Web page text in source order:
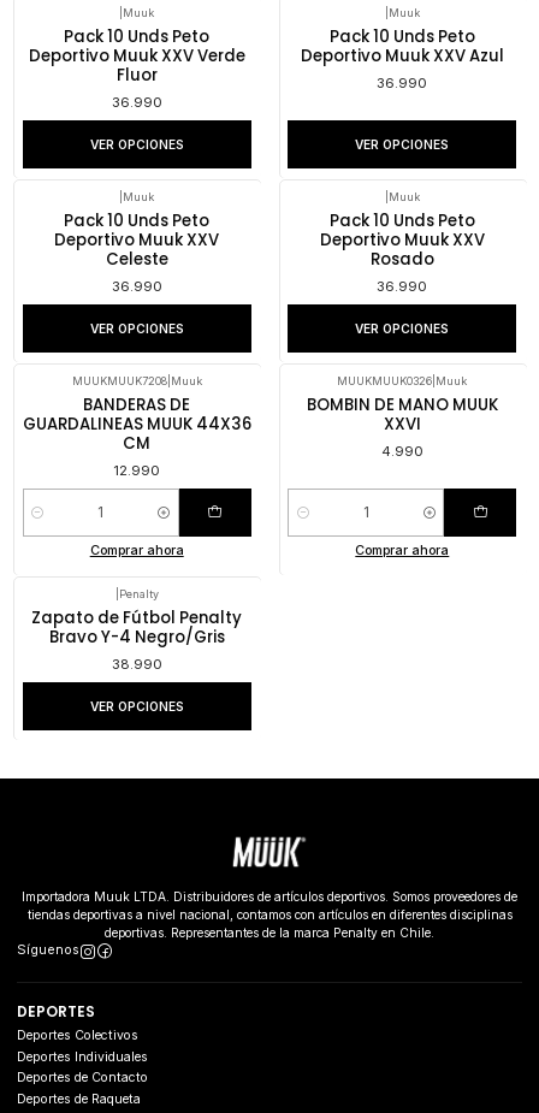
Muuk
Pack 10 Unds Peto
Deportivo Muuk XXV Verde
Fluor
36.990
VER OPCIONES
Muuk
Pack 10 Unds Peto
Deportivo Muuk XXV Azul
36.990
VER OPCIONES
Muuk
Pack 10 Unds Peto
Deportivo Muuk XXV
Celeste
36.990
VER OPCIONES
Muuk
Pack 10 Unds Peto
Deportivo Muuk XXV
Rosado
36.990
VER OPCIONES
MUUKMUUK7208| Muuk
BANDERAS DE
GUARDALINEAS MUUK 44X36
CM
12.990
Cantidad
Comprar ahora
MUUKMUUK0326 Muuk
BOMBIN DE MANO MUUK
XXVI
4.990
Cantidad
Comprar ahora
Penalty
Zapato de Fútbol Penalty
Bravo Y-4 Negro/Gris
38.990
VER OPCIONES
Importadora Muuk LTDA. Distribuidores de artículos deportivos. Somos proveedores de
tiendas deportivas a nivel nacional, contamos con artículos en diferentes disciplinas
deportivas. Representantes de la marca Penalty en Chile.
Síguenos
DEPORTES
Deportes Colectivos
Deportes Individuales
Deportes de Contacto
Deportes de Raqueta